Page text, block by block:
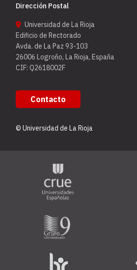
Dirección Postal
Universidad de La Rioja
Edificio de Rectorado
Avda. de La Paz 93-103
26006 Logroño, La Rioja, España
CIF: Q2618002F
Contacto
© Universidad de La Rioja